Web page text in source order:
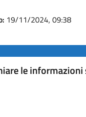
19/11/2024, 09:38
le informazioni